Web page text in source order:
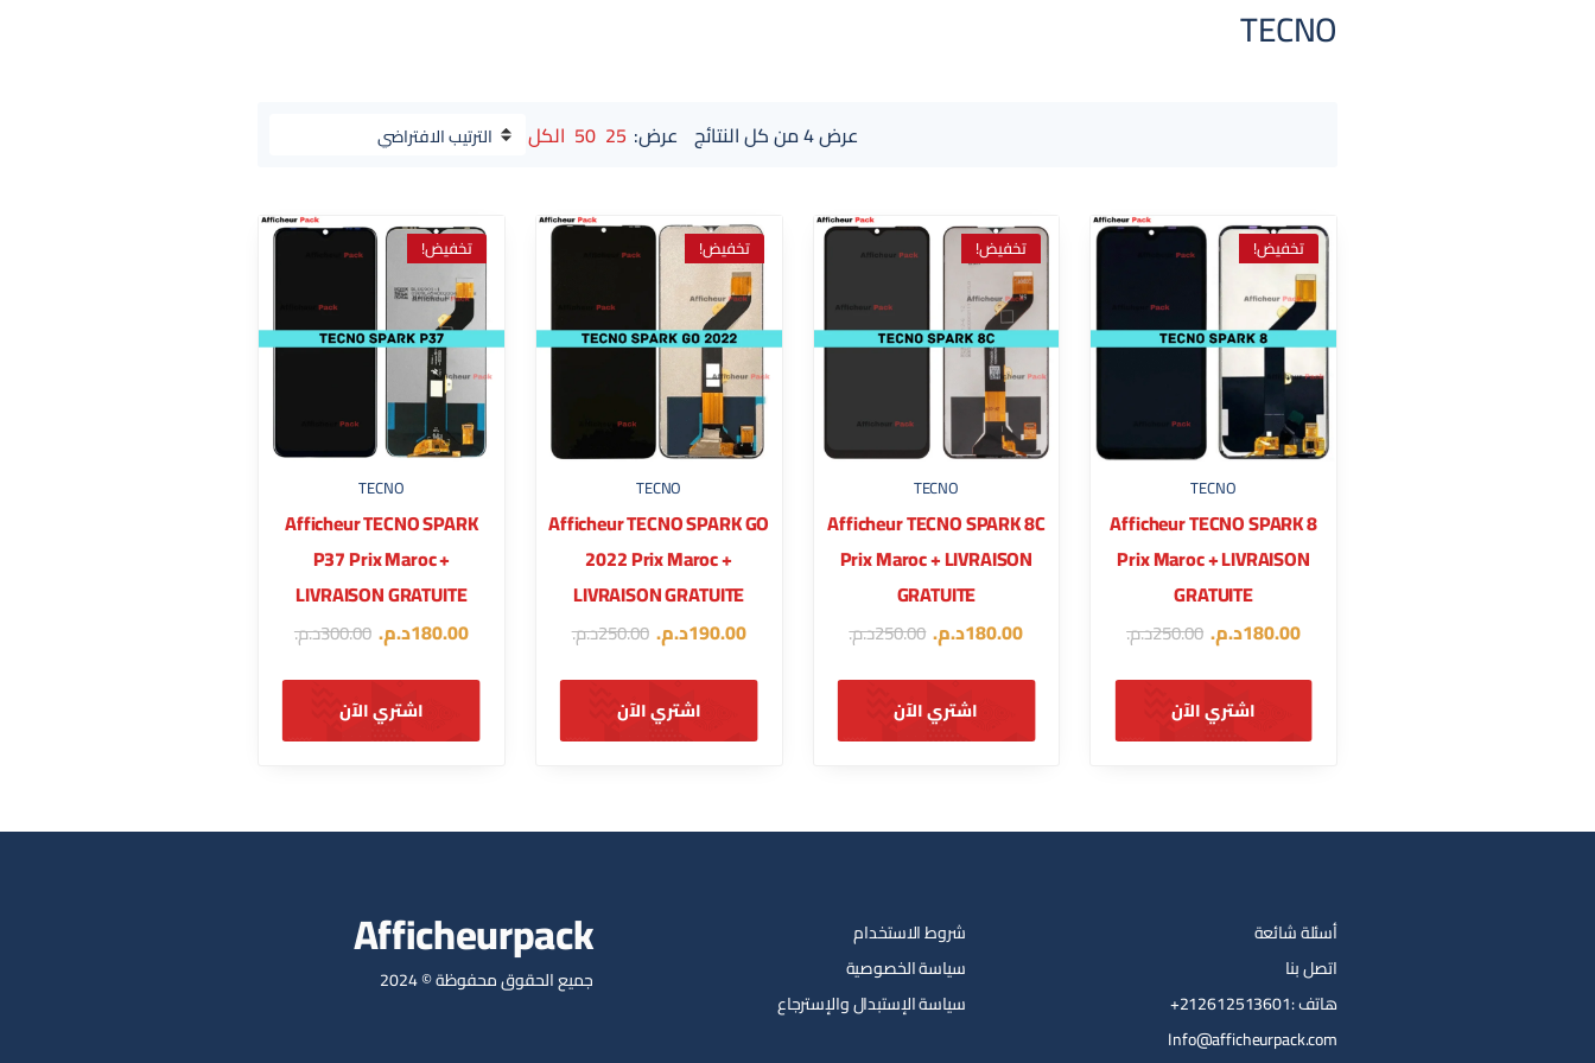
TECNO
عرض ⁦4⁩ من كل النتائج عرض: 25
50 الكل
تخفيض!
TECNO
Afficheur TECNO SPARK 8
Prix Maroc + LIVRAISON
GRATUITE
180.00د.م. 250.00د.م.
اشتري الآن
تخفيض!
TECNO
Afficheur TECNO SPARK 8C
Prix Maroc + LIVRAISON
GRATUITE
180.00د.م. 250.00د.م.
اشتري الآن
تخفيض!
TECNO
Afficheur TECNO SPARK GO
2022 Prix Maroc +
LIVRAISON GRATUITE
190.00د.م. 250.00د.م.
اشتري الآن
تخفيض!
TECNO
Afficheur TECNO SPARK
P37 Prix Maroc +
LIVRAISON GRATUITE
180.00د.م. 300.00د.م.
اشتري الآن
أسئلة شائعة
اتصل بنا
هاتف :212612513601+
Info@afficheurpack.com
شروط الاستخدام
سياسة الخصوصية
سياسة الإستبدال والإسترجاع
Afficheurpack
جميع الحقوق محفوظة © 2024